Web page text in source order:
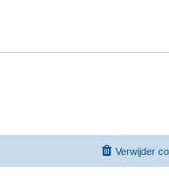
Verwijder